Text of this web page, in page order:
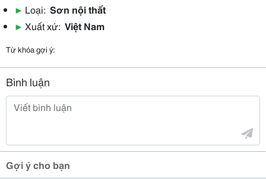
▶ Loại: Sơn nội thất
▶ Xuất xứ: Việt Nam
Từ khóa gợi ý:
Bình luận
Gợi ý cho bạn